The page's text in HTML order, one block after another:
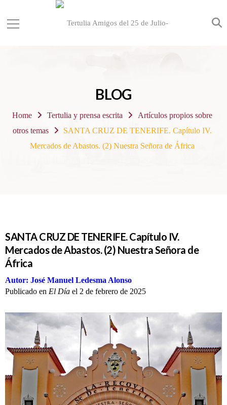
BLOG
Home Tertulia y prensa escrita
Artículos propios sobre
otros temas
SANTA CRUZ DE TENERIFE. Capítulo IV.
Mercados de Abastos. (2) Nuestra Señora de África
SANTA CRUZ DE TENERIFE. Capítulo IV.
Mercados de Abastos. (2) Nuestra Señora de
África
Autor: José Manuel Ledesma Alonso
Publicado en El Día el 2 de febrero de 2025